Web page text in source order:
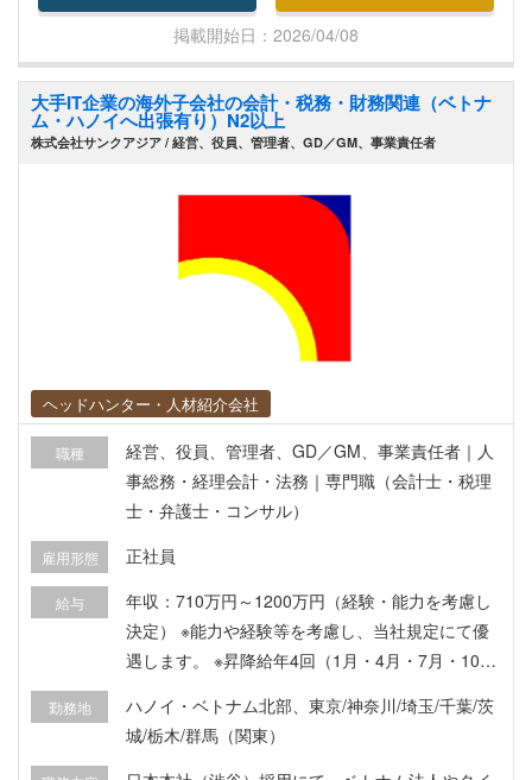
事です。
掲載開始日：2026/04/08
大手IT企業の海外子会社の会計・税務・財務関連（ベトナ
ム・ハノイへ出張有り）N2以上
株式会社サンクアジア / 経営、役員、管理者、GD／GM、事業責任者
ヘッドハンター・人材紹介会社
職種
経営、役員、管理者、GD／GM、事業責任者｜人
事総務・経理会計・法務｜専門職（会計士・税理
士・弁護士・コンサル）
雇用形態 正社員
給与
年収：710万円～1200万円（経験・能力を考慮し
決定） ※能力や経験等を考慮し、当社規定にて優
遇します。 ※昇降給年4回（1月・4月・7月・10
夏季有給休暇（5日間） 特別休暇 ・リフレッシュ
休暇 ・結婚休暇 ・出産休暇 ・育児休暇 ・介護休
勤務地
ハノイ・ベトナム北部、東京/神奈川/埼玉/千葉/茨
城/栃木/群馬（関東）